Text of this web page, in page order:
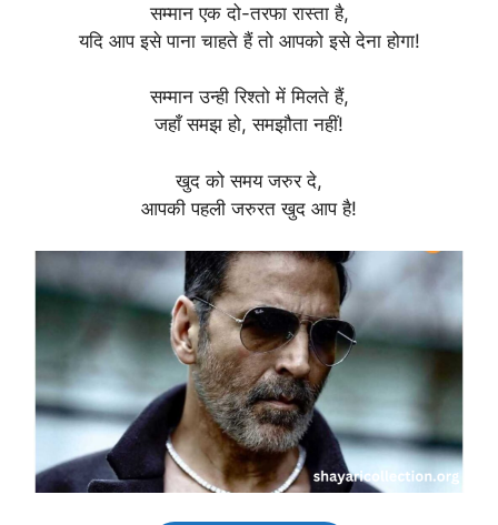
सम्मान एक दो-तरफा रास्ता है,
यदि आप इसे पाना चाहते हैं तो आपको इसे देना होगा!
सम्मान उन्ही रिश्तो में मिलते हैं,
जहाँ समझ हो, समझौता नहीं!
खुद को समय जरुर दे,
आपकी पहली जरुरत खुद आप है!